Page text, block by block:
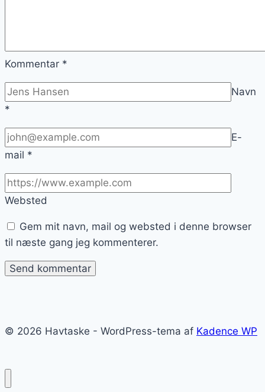
Kommentar *
Navn
*
E-
mail *
Websted
Gem mit navn, mail og websted i denne browser
til næste gang jeg kommenterer.
© 2026 Havtaske - WordPress-tema af Kadence WP